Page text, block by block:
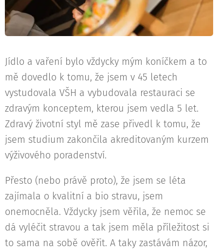
Jídlo a vaření bylo vždycky mým koníčkem a to
mě dovedlo k tomu, že jsem v 45 letech
vystudovala VŠH a vybudovala restauraci se
zdravým konceptem, kterou jsem vedla 5 let.
Zdravý životní styl mě zase přivedl k tomu, že
jsem studium zakončila akreditovaným kurzem
výživového poradenství.
Přesto (nebo právě proto), že jsem se léta
zajímala o kvalitní a bio stravu, jsem
onemocněla. Vždycky jsem věřila, že nemoc se
dá vyléčit stravou a tak jsem měla příležitost si
to sama na sobě ověřit. A taky zastávám názor,